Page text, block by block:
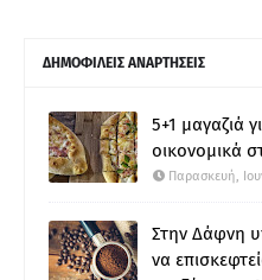
ΔΗΜΟΦΙΛΕΙΣ ΑΝΑΡΤΗΣΕΙΣ
5+1 μαγαζιά
οικονομικά
Παρασκευή,
Στην Δάφνη
να